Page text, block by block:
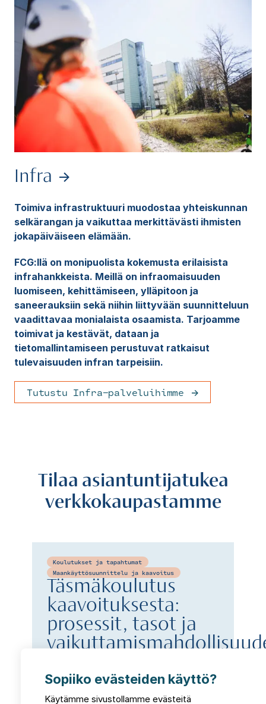
Infra
Toimiva infrastruktuuri muodostaa yhteiskunnan
selkärangan ja vaikuttaa merkittävästi ihmisten
jokapäiväiseen elämään.
FCG:llä on monipuolista kokemusta erilaisista
infrahankkeista. Meillä on infraomaisuuden
luomiseen, kehittämiseen, ylläpitoon ja
saneerauksiin sekä niihin liittyvään suunnitteluun
vaadittavaa monialaista osaamista. Tarjoamme
toimivat ja kestävät, dataan ja
tietomallintamiseen perustuvat ratkaisut
tulevaisuuden infran tarpeisiin.
Tutustu Infra-palveluihimme
Tilaa asiantuntijatukea
verkkokaupastamme
Koulutukset ja tapahtumat
Maankäyttösuunnittelu ja kaavoitus
Täsmäkoulutus
kaavoituksesta:
prosessit, tasot ja
Sopiiko evästeiden käyttö?
Käytämme sivustollamme evästeitä